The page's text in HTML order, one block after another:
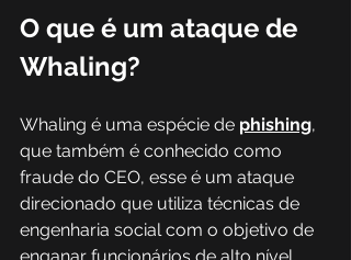
O que é um ataque de
Whaling?
Whaling é uma espécie de phishing,
que também é conhecido como
fraude do CEO, esse é um ataque
direcionado que utiliza técnicas de
engenharia social com o objetivo de